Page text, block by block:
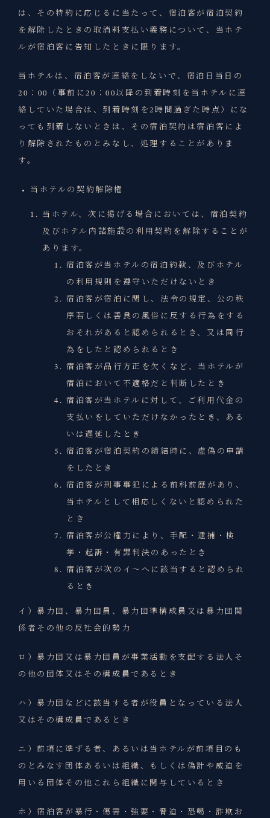
は、その特約に応じるに当たって、宿泊客が宿泊契約
を解除したときの取消料支払い義務について、当ホテ
ルが宿泊客に告知したときに限ります。
当ホテルは、宿泊客が連絡をしないで、宿泊日当日の
20：00（事前に20：00以降の到着時刻を当ホテルに連
絡していた場合は、到着時刻を2時間過ぎた時点）にな
っても到着しないときは、その宿泊契約は宿泊客によ
り解除されたものとみなし、処理することがありま
す。
当ホテルの契約解除権
当ホテル、次に掲げる場合においては、宿泊契約
及びホテル内諸施設の利用契約を解除することが
あります。
宿泊客が当ホテルの宿泊約款、及びホテル
の利用規則を遵守いただけないとき
宿泊客が宿泊に関し、法令の規定、公の秩
序若しくは善良の風俗に反する行為をする
おそれがあると認められるとき、又は同行
為をしたと認められるとき
宿泊客が品行方正を欠くなど、当ホテルが
宿泊において不適格だと判断したとき
宿泊客が当ホテルに対して、ご利用代金の
支払いをしていただけなかったとき、ある
いは遅延したとき
宿泊客が宿泊契約の締結時に、虚偽の申請
をしたとき
宿泊客が刑事事犯による前科前歴があり、
当ホテルとして相応しくないと認められた
とき
宿泊客が公権力により、手配・逮捕・検
挙・起訴・有罪判決のあったとき
宿泊客が次のイ～へに該当すると認められ
るとき
イ）暴力団、暴力団員、暴力団準構成員又は暴力団関
係者その他の反社会的勢力
ロ）暴力団又は暴力団員が事業活動を支配する法人そ
の他の団体又はその構成員であるとき
ハ）暴力団などに該当する者が役員となっている法人
又はその構成員であるとき
ニ）前項に準ずる者、あるいは当ホテルが前項目のも
のとみなす団体あるいは組織、もしくは偽計や威迫を
用いる団体その他これら組織に関与しているとき
ホ）宿泊客が暴行・傷害・強要・脅迫・恐喝・詐欺お